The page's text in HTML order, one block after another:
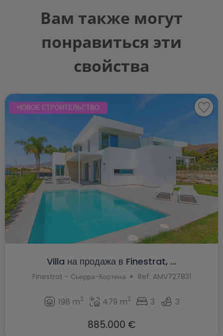
Вам также могут
понравиться эти
свойства
НОВОЕ СТРОИТЕЛЬСТВО
Villa на продажа в Finestrat, ...
Finestrat - Сьерра-Кортина Ref. AMV727831
198 m2 479 m2 3 3
885.000 €